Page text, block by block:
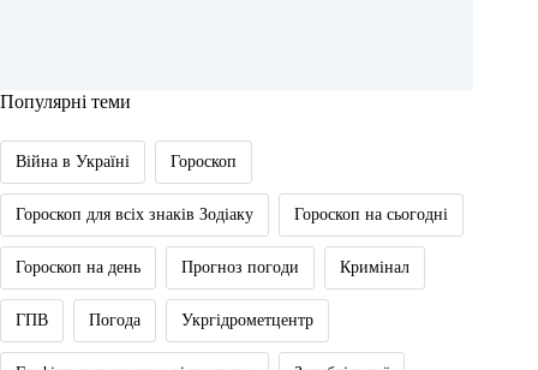
Популярні теми
Війна в Україні Гороскоп
Гороскоп для всіх знаків Зодіаку Гороскоп на сьогодні
Гороскоп на день Прогноз погоди Кримінал
ГПВ Погода Укргідрометцентр